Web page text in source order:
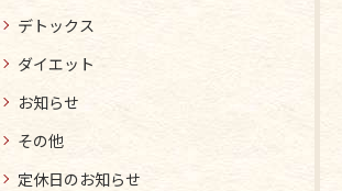
デトックス
ダイエット
お知らせ
その他
定休日のお知らせ